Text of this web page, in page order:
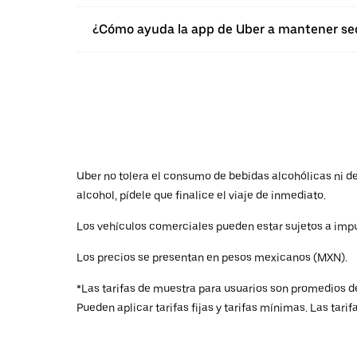
¿Cómo ayuda la app de Uber a mantener
Uber no tolera el consumo de bebidas alcohólicas ni
alcohol, pídele que finalice el viaje de inmediato.
Los vehículos comerciales pueden estar sujetos a
Los precios se presentan en pesos mexicanos (MXN).
*Las tarifas de muestra para usuarios son promedios
Pueden aplicar tarifas fijas y tarifas mínimas. Las